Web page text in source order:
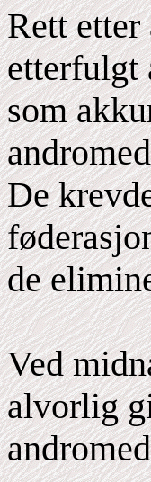
Rett
etterfulgt
som
De
de
Ved
alvorlig